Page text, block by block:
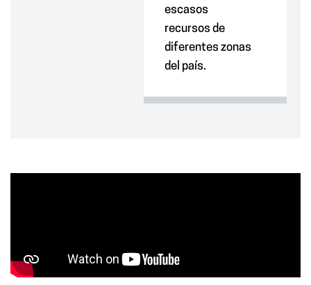
escasos
recursos de
diferentes zonas
del país.